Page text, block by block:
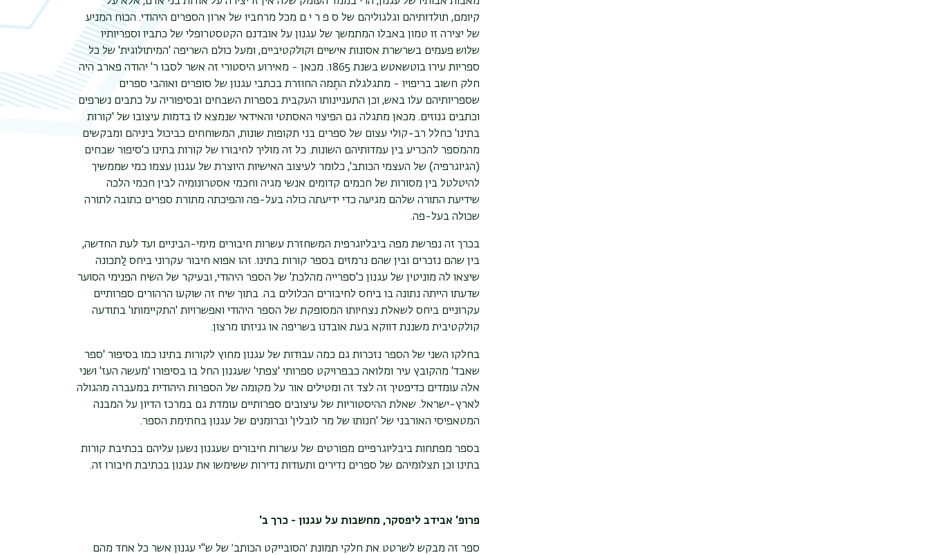
קיומם, תולדותיהם וגלגוליהם של ס פ ר י ם מכל מרחביו של ארון הספרים היהודי. הכוח המניע
של יצירה זו טמון באבלו המתמשך של עגנון על אובדנם הקטסטרופלי של כתביו וספריותיו
שלוש פעמים בשרשרת אסונות אישיים וקולקטיביים, ומעל כולם השריפה 'המיתולוגית' של כל
ספריות עירו בוטשאטש בשנת 1865. מכאן - מאירוע היסטורי זה אשר לסבו ר' יהודה פארב היה
חלק חשוב בריפויו - מתגלגלת התֶמה החוזרת בכתבי עגנון של סופרים ואוהבי ספרים
שספריותיהם עלו באש, וכן התעניינותו העקבית בספרות השבחים ובסיפוריה על כתבים נשרפים
וכתבים גנוזים. מכאן מתגלה גם הפיצוי האסתטי והאידאי שנמצא לו בדמות עיצובו של 'קורות
בתינו' כחלל רב-קולי עצום של ספרים בני תקופות שונות, המשוחחים כביכול ביניהם ומבקשים
מהמספר להכריע בין עמדותיהם השונות. כל זה מוליך לחיבורו של קורות בתינו כ'סיפור שבחים
(הגיוגרפיה) של העצמי הכותב', כלומר לעיצוב האישיות היוצרת של עגנון עצמו כמי שממשיך
להיטלטל בין מסורות של חכמים קדומים אנשי מגיה וחכמי אסטרונומיה לבין חכמי הלכה
שידיעת התורה שלהם מגיעה כדי ידיעתה כולה בעל-פה והפיכתה מתורת ספרים כתובה לתורה
שכולה בעל-פה.
בכרך זה נפרשת מפה ביבליוגרפית המשחזרת עשרות חיבורים מימי-הביניים ועד לעת החדשה,
בין שהם נזכרים ובין שהם נרמזים בספר קורות בתינו. זהו אפוא חיבור עקרוני ביחס לַתכונה
שיצאו לה מוניטין של עגנון כ'ספרייה מהלכת' של הספר היהודי, ובעיקר של השיח הפנימי הסוער
שדעתו הייתה נתונה בו ביחס לחיבורים הכלולים בה. בתוך שיח זה שוקעו הרהורים ספרותיים
עקרוניים ביחס לשאלת נצחיותו המסופקת של הספר היהודי ואפשרויות 'התקיימותו' בתודעה
קולקטיבית משננת דווקא בעת אובדנו בשריפה או גניזתו מרצון.
בחלקו השני של הספר נזכרות גם כמה עבודות של עגנון מחוץ לקורות בתינו כמו בסיפור 'ספר
שאבד' מהקובץ עיר ומלואה כבפרויקט ספרותי 'צפתי' שעגנון החל בו בסיפורו 'מעשה העז' ושני
אלה עומדים כדיפטיך זה לצד זה ומטילים אור על מקומה של הספרות היהודית במעברה מהגולה
לארץ-ישראל. שאלת ההיסטוריות של עיצובים ספרותיים עומדת גם במרכז הדיון על המבנה
המטאפיסי האורבני של 'חנותו של מר לובלין' וברומנים של עגנון בחתימת הספר.
בספר מפתחות ביבליוגרפיים מפורטים של עשרות חיבורים שעגנון נשען עליהם בכתיבת קורות
בתינו וכן תצלומיהם של ספרים נדירים ותעודות נדירות ששימשו את עגנון בכתיבת חיבורו זה.
פרופ' אבידב ליפסקר, מחשבות על עגנון - כרך ב'
ספר זה מבקש לשרטט את חלקי תמונת ׳הסובייקט הכותב׳ של ש"י עגנון אשר כל אחד מהם